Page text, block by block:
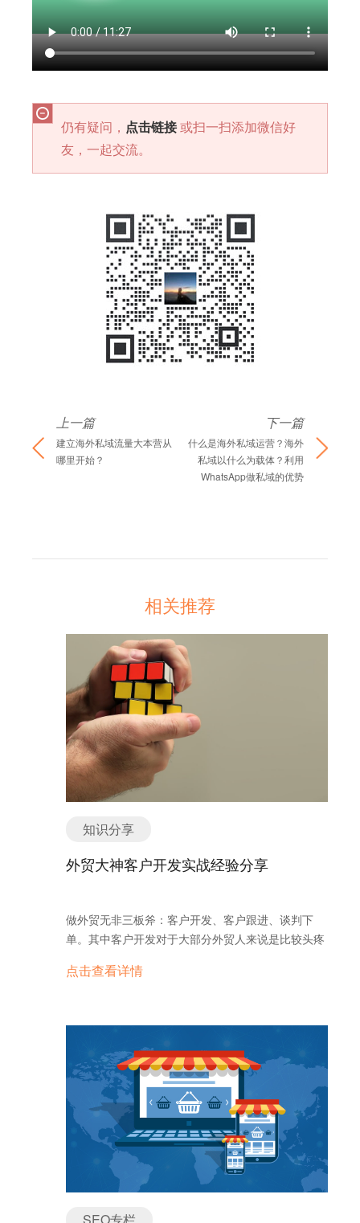
仍有疑问， 点击链接或扫一扫添加微信好
友，一起交流。
上一篇
建立海外私域流量大本营从
哪里开始？
下一篇
什么是海外私域运营？海外
私域以什么为载体？利用
WhatsApp做私域的优势
相关推荐
知识分享
外贸大神客户开发实战经验分享
做外贸无非三板斧：客户开发、客户跟进、谈判下
单。其中客户开发对于大部分外贸人来说是比较头疼
户开发的那些渠道。由于线下摆展各位外贸人应该都
平台 B2B平台是一种成熟的国际贸易推广方式，也是
传统外贸企业转型为跨境电商行业的首要参考渠道，
B2B平台从站外将流量引流到平台再进行分配，供应
商需要按照平台规则获取流量。 B2B平台有付费及免
费的选择，但想要获取优质的流量建议以付费渠道为
主，知名的渠道有Alibaba、made in China等等，其
中流量最大的是Alibaba平台。 二、外贸官网 外贸官
网是外贸企业长远发展的必要渠道，分成展示型及营
点击查看详情